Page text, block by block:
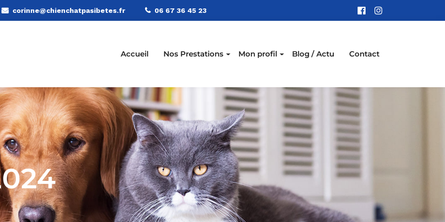
corinne@chienchatpasibetes.fr 06 67 36 45 23
Accueil Nos Prestations Mon profil Blog / Actu Contact